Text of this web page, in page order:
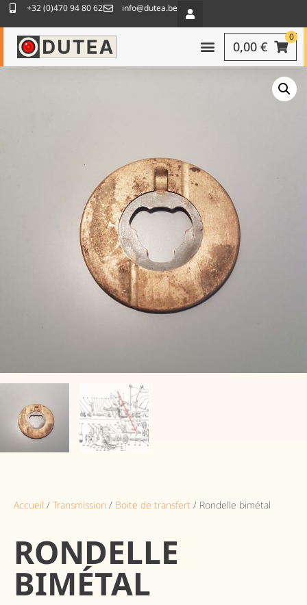
+32 (0)470 94 80 62 info@dutea.be
0
0,00 €
Accueil / Transmission / Boite de transfert / Rondelle bimétal
RONDELLE
BIMÉTAL